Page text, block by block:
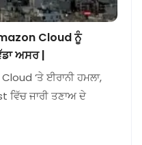
Cloud ਨੂੰ
ਅਸਰ |
‘ਤੇ ਈਰਾਨੀ ਹਮਲਾ,
ਵਿੱਚ ਜਾਰੀ ਤਣਾਅ ਦੇ